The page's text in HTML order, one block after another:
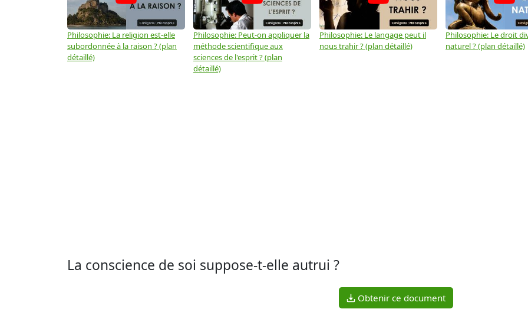
Philosophie: La religion est-elle
subordonnée à la raison ? (plan
détaillé)
Philosophie: Peut-on appliquer la
méthode scientifique aux
sciences de l'esprit ? (plan
détaillé)
Philosophie: Le langage peut il
nous trahir ? (plan détaillé)
Philosophie: Le droit
naturel ? (plan détaillé)
La conscience de soi suppose-t-elle autrui ?
Obtenir ce document